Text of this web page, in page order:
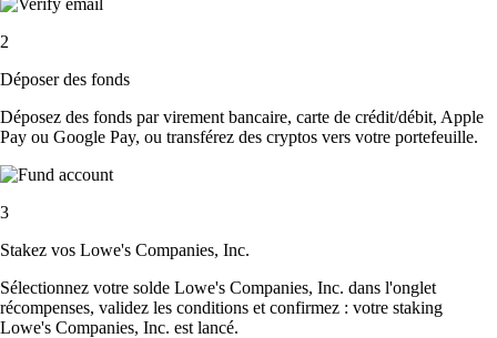
2
Déposer des fonds
Déposez des fonds par virement bancaire, carte de crédit/débit, Apple
Pay ou Google Pay, ou transférez des cryptos vers votre portefeuille.
3
Stakez vos Lowe's Companies, Inc.
Sélectionnez votre solde Lowe's Companies, Inc. dans l'onglet
récompenses, validez les conditions et confirmez : votre staking
Lowe's Companies, Inc. est lancé.